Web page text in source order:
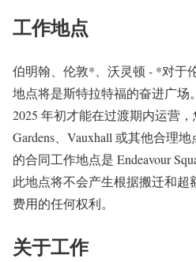
工作地点
伯明翰、伦敦*、沃灵顿 - *对于
地点将是斯特拉特福的奋进广场
2025 年初才能在过渡期内运营
Gardens、Vauxhall 或其他合理
的合同工作地点是 Endeavour
此地点将不会产生根据搬迁和
费用的任何权利。
关于工作